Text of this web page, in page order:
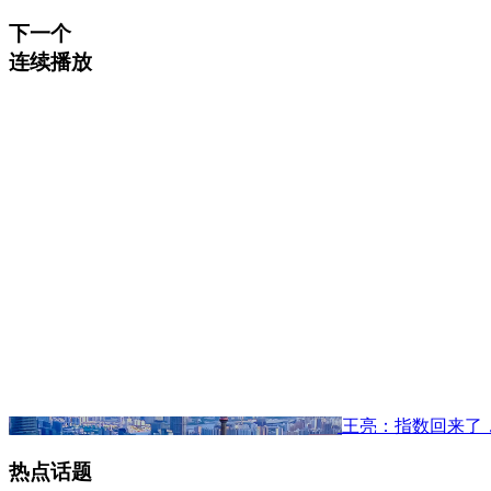
下一个
连续播放
王亮：指数回来了
热点话题